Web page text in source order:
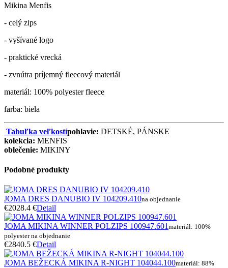
Mikina Menfis
- celý zips
- vyšívané logo
- praktické vrecká
- zvnútra príjemný fleecový materiál
materiál: 100% polyester fleece
farba: biela
Tabuľka veľkostípohlavie: DETSKÉ, PÁNSKE
kolekcia: MENFIS
oblečenie: MIKINY
Podobné produkty
JOMA DRES DANUBIO IV 104209.410na objednanie
€2028.4 €Detail
JOMA MIKINA WINNER POLZIPS 100947.601materiál: 100%
polyester na objednanie
€2840.5 €Detail
JOMA BEŽECKÁ MIKINA R-NIGHT 104044.100materiál: 88%